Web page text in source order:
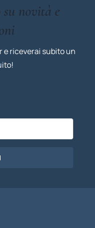
novità e
e riceverai subito un